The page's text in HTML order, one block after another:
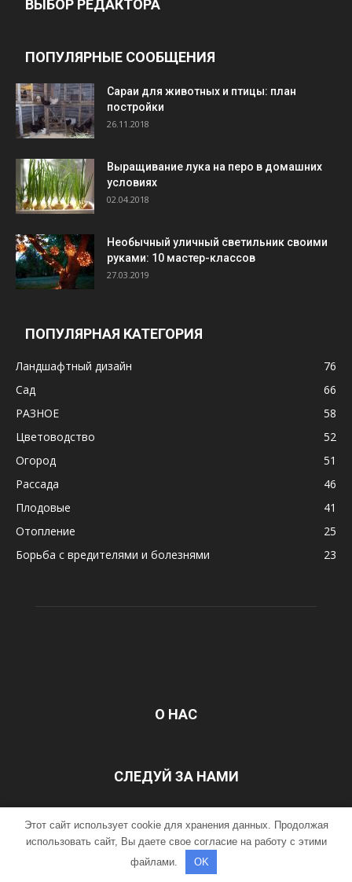
ВЫБОР РЕДАКТОРА
ПОПУЛЯРНЫЕ СООБЩЕНИЯ
Cараи для животных и птицы: план
постройки
26.11.2018
Выращивание лука на перо в домашних
условиях
02.04.2018
Необычный уличный светильник своими
руками: 10 мастер-классов
27.03.2019
ПОПУЛЯРНАЯ КАТЕГОРИЯ
Ландшафтный дизайн
76
Сад
66
РАЗНОЕ
58
Цветоводство
52
Огород
51
Рассада
46
Плодовые
41
Отопление
25
Борьба с вредителями и болезнями
23
О НАС
СЛЕДУЙ ЗА НАМИ
ГЛАВНАЯ Контакты
©
Этот сайт использует cookie для хранения данных. Продолжая
использовать сайт, Вы даете свое согласие на работу с этими
файлами.
OK